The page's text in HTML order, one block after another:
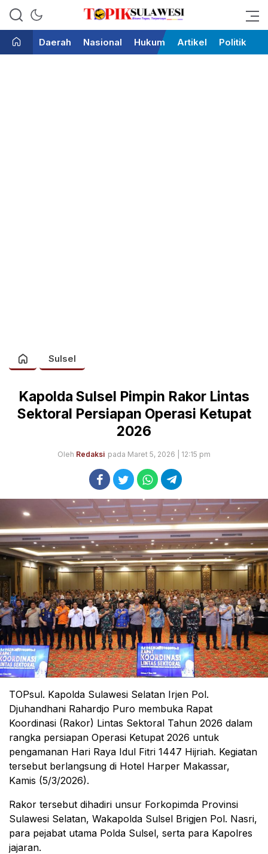
Topik Sulawesi
Bicara Tegas Terpercaya
Daerah
Nasional Hukum Artikel Politik
Sulsel
Kapolda Sulsel Pimpin Rakor Lintas
Sektoral Persiapan Operasi Ketupat
2026
Oleh Redaksi pada Maret 5, 2026 | 12:15 pm
TOPsul. Kapolda Sulawesi Selatan Irjen Pol.
Djuhandhani Rahardjo Puro membuka Rapat
Koordinasi (Rakor) Lintas Sektoral Tahun 2026 dalam
rangka persiapan Operasi Ketupat 2026 untuk
pengamanan Hari Raya Idul Fitri 1447 Hijriah. Kegiatan
tersebut berlangsung di Hotel Harper Makassar,
Kamis (5/3/2026).
Rakor tersebut dihadiri unsur Forkopimda Provinsi
Sulawesi Selatan, Wakapolda Sulsel Brigjen Pol. Nasri,
para pejabat utama Polda Sulsel, serta para Kapolres
jajaran.